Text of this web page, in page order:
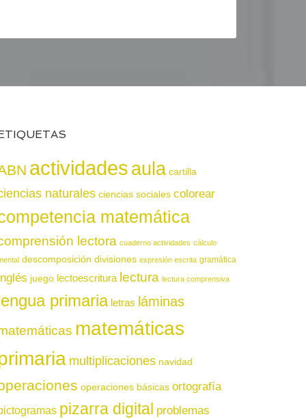
actividadesaula cartilla
naturales ciencias sociales colorear
matemática
lectora cuaderno actividades cálculo
descomposición divisiones expresión escrita gramática
juego lectoescritura lectura lectura comprensiva
primaria letras láminas
matemáticas
multiplicaciones navidad
operaciones básicas ortografía
pizarra digital problemas